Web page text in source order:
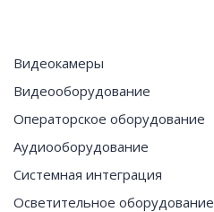
Видеокамеры
Видеооборудование
Операторское оборудование
Аудиооборудование
Системная интеграция
Осветительное оборудование